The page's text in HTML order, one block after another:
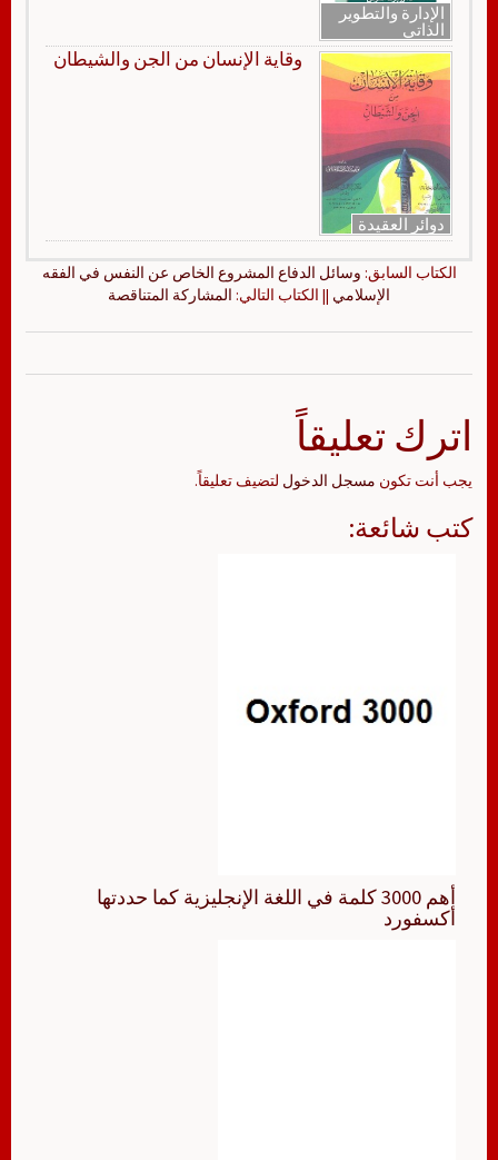
الإدارة والتطوير
الذاتي
دوائر العقيدة
وقاية الإنسان من الجن والشيطان
الكتاب السابق: وسائل الدفاع المشروع الخاص عن النفس في الفقه
الإسلامي || الكتاب التالي: المشاركة المتناقصة
اترك تعليقاً
يجب أنت تكون مسجل الدخول لتضيف تعليقاً.
كتب شائعة:
أهم 3000 كلمة في اللغة الإنجليزية كما حددتها
أكسفورد